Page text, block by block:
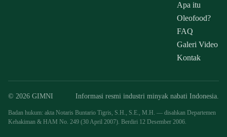
Apa itu
Oleofood?
FAQ
Galeri Video
Kontak
© 2026 GIMNI Informasi resmi industri minyak nabati Indonesia.
Badan hukum: akta Notaris Buntario Tigris, S.H., S.E., M.H. — disahkan Departemen
Kehakiman & HAM No. 249 (30 April 2007). Berdiri 12 Desember 2006.